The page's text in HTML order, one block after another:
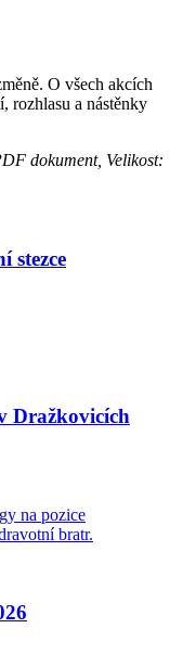
O všech akcích
rozhlasu a nástěnky
dokument, Velikost:
stezce
Dražkovicích
na pozice
bratr.